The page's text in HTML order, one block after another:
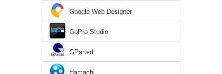
Google Web Designer
GoPro Studio
GParted
Hamachi